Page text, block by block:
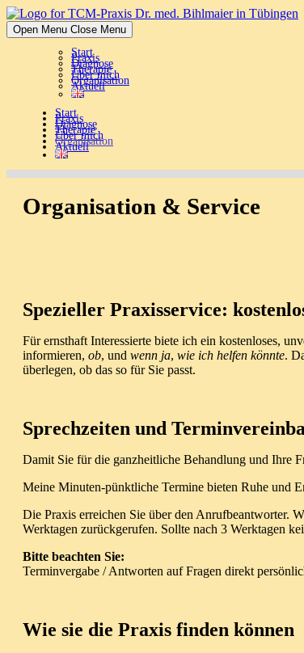
Skip
to
content
Open Menu Close Menu
Start
Praxis
Diagnose
Therapie
Über mich
Organisation
Aktuell
Start
Praxis
Diagnose
Therapie
Über mich
Organisation
Aktuell
Organisation & Service
Spezieller Praxisservice:
Für ernsthaft Interessierte biete ich ein kostenloses,
informieren, ob, und wenn ja, wie ich helfen könnte.
überlegen, ob das so für Sie passt.
Sprechzeiten und
Damit Sie für die ganzheitliche Behandlung und Ihre
Meine Minuten-pünktliche Termine bieten Ruhe und
Die Praxis erreichen Sie über den Anrufbeantworter.
Werktagen zurückgerufen. Sollte nach 3 Werktagen
Bitte beachten Sie:
Terminvergabe / Antworten auf Fragen direkt
Wie sie die Praxis finden können